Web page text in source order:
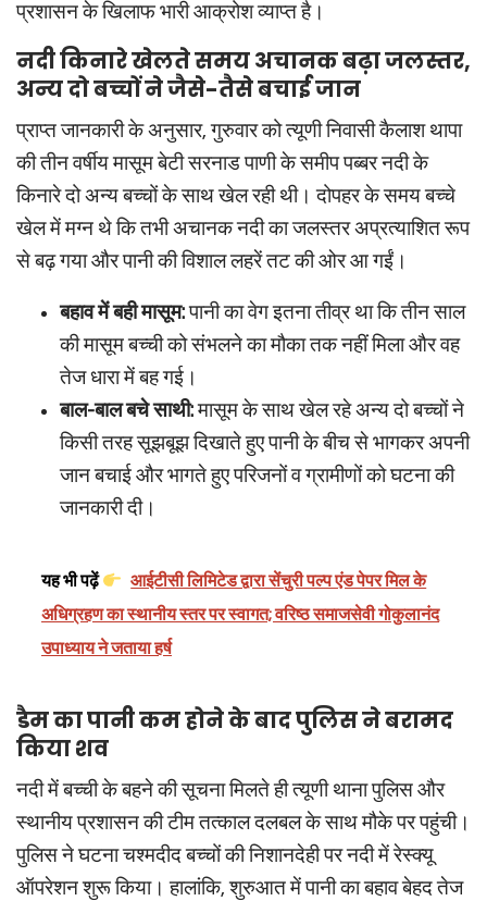
प्रशासन के खिलाफ भारी आक्रोश व्याप्त है।
नदी किनारे खेलते समय अचानक बढ़ा जलस्तर,
अन्य दो बच्चों ने जैसे-तैसे बचाई जान
प्राप्त जानकारी के अनुसार, गुरुवार को त्यूणी निवासी कैलाश थापा
की तीन वर्षीय मासूम बेटी सरनाड पाणी के समीप पब्बर नदी के
किनारे दो अन्य बच्चों के साथ खेल रही थी। दोपहर के समय बच्चे
खेल में मग्न थे कि तभी अचानक नदी का जलस्तर अप्रत्याशित रूप
से बढ़ गया और पानी की विशाल लहरें तट की ओर आ गईं।
बहाव में बही मासूम:पानी का वेग इतना तीव्र था कि तीन साल
की मासूम बच्ची को संभलने का मौका तक नहीं मिला और वह
तेज धारा में बह गई।
बाल-बाल बचे साथी:मासूम के साथ खेल रहे अन्य दो बच्चों ने
किसी तरह सूझबूझ दिखाते हुए पानी के बीच से भागकर अपनी
जान बचाई और भागते हुए परिजनों व ग्रामीणों को घटना की
जानकारी दी।
यह भी पढ़ें
आईटीसी लिमिटेड द्वारा सेंचुरी पल्प एंड पेपर मिल के
अधिग्रहण का स्थानीय स्तर पर स्वागत; वरिष्ठ समाजसेवी गोकुलानंद
उपाध्याय ने जताया हर्ष
डैम का पानी कम होने के बाद पुलिस ने बरामद
किया शव
नदी में बच्ची के बहने की सूचना मिलते ही त्यूणी थाना पुलिस और
स्थानीय प्रशासन की टीम तत्काल दलबल के साथ मौके पर पहुंची।
पुलिस ने घटना चश्मदीद बच्चों की निशानदेही पर नदी में रेस्क्यू
ऑपरेशन शुरू किया। हालांकि, शुरुआत में पानी का बहाव बेहद तेज